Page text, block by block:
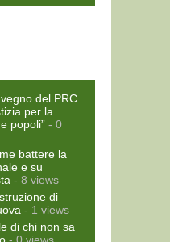
del PRC
per la
popoli” - 0
battere la
e su
- 8 views
di
- 1 views
di chi non sa